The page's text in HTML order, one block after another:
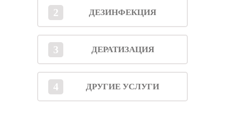
2 ДЕЗИНФЕКЦИЯ
3 ДЕРАТИЗАЦИЯ
4 ДРУГИЕ УСЛУГИ